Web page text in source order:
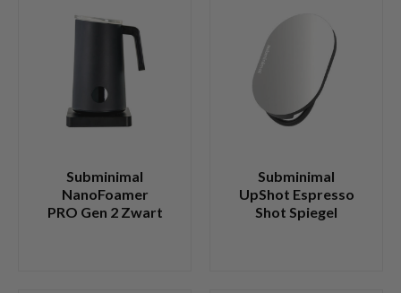
Subminimal
NanoFoamer
PRO Gen 2 Zwart
Subminimal
UpShot Espresso
Shot Spiegel